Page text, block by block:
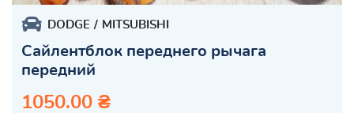
DODGE MITSUBISHI
Сайлентблок переднего рычага
передний
1050.00 ₴